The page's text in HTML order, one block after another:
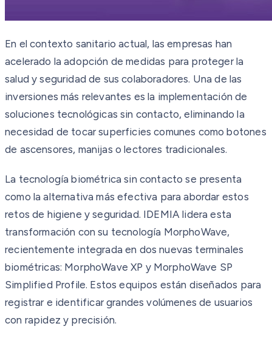
En el contexto sanitario actual, las empresas han
acelerado la adopción de medidas para proteger la
salud y seguridad de sus colaboradores. Una de las
inversiones más relevantes es la implementación de
soluciones tecnológicas sin contacto, eliminando la
necesidad de tocar superficies comunes como botones
de ascensores, manijas o lectores tradicionales.
La tecnología biométrica sin contacto se presenta
como la alternativa más efectiva para abordar estos
retos de higiene y seguridad. IDEMIA lidera esta
transformación con su tecnología MorphoWave,
recientemente integrada en dos nuevas terminales
biométricas: MorphoWave XP y MorphoWave SP
Simplified Profile. Estos equipos están diseñados para
registrar e identificar grandes volúmenes de usuarios
con rapidez y precisión.